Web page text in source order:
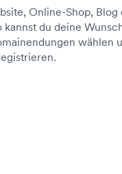
Online-Shop,
kannst du deine
wählen